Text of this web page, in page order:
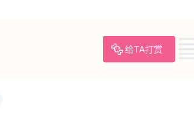
给TA打赏